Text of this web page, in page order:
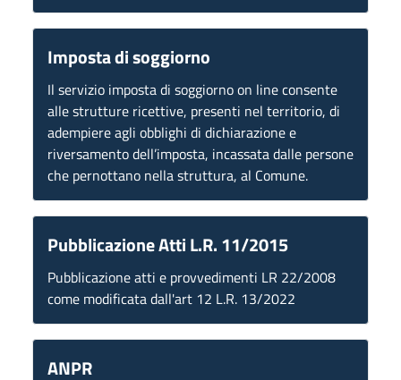
Imposta di soggiorno
Il servizio imposta di soggiorno on line consente
alle strutture ricettive, presenti nel territorio, di
adempiere agli obblighi di dichiarazione e
riversamento dell’imposta, incassata dalle persone
che pernottano nella struttura, al Comune.
Pubblicazione Atti L.R. 11/2015
Pubblicazione atti e provvedimenti LR 22/2008
come modificata dall'art 12 L.R. 13/2022
ANPR